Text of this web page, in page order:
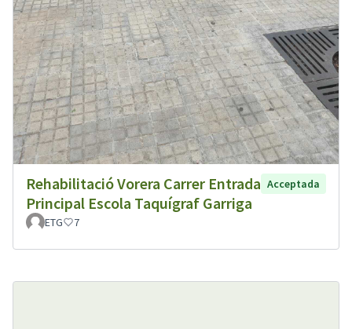
Rehabilitació Vorera Carrer Entrada
Principal Escola Taquígraf Garriga
Acceptada
ETG 7